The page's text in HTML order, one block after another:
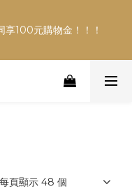
等。
100元購物金！！！
，購買前可與小編確
每頁顯示 48 個